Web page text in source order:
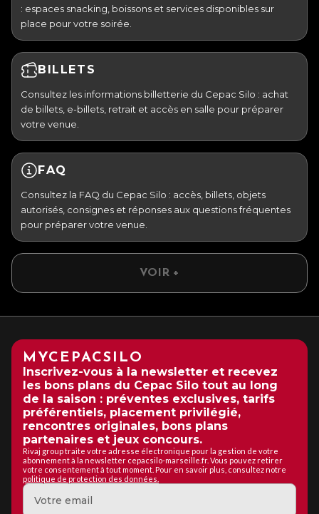
: espaces snacking, boissons et services disponibles sur
place pour votre soirée.
BILLETS
Consultez les informations billetterie du Cepac Silo : achat
de billets, e-billets, retrait et accès en salle pour préparer
votre venue.
FAQ
Consultez la FAQ du Cepac Silo : accès, billets, objets
autorisés, consignes et réponses aux questions fréquentes
pour préparer votre venue.
VOIR +
MYCEPACSILO
Inscrivez-vous à la newsletter et recevez
les bons plans du Cepac Silo tout au long
de la saison : préventes exclusives, tarifs
préférentiels, placement privilégié,
rencontres originales, bons plans
partenaires et jeux concours.
Rivaj group traite votre adresse électronique pour la gestion de votre
abonnement à la newsletter cepacsilo-marseille.fr. Vous pouvez retirer
votre consentement à tout moment. Pour en savoir plus, consultez notre
politique de protection des données.